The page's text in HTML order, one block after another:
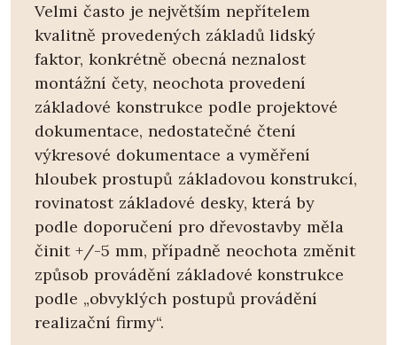
Velmi často je největším nepřítelem
kvalitně provedených základů lidský
faktor, konkrétně obecná neznalost
montážní čety, neochota provedení
základové konstrukce podle projektové
dokumentace, nedostatečné čtení
výkresové dokumentace a vyměření
hloubek prostupů základovou konstrukcí,
rovinatost základové desky, která by
podle doporučení pro dřevostavby měla
činit +/-5 mm, případně neochota změnit
způsob provádění základové konstrukce
podle „obvyklých postupů provádění
realizační firmy“.